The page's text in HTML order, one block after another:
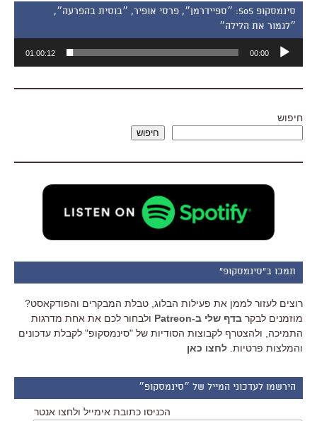
סינמסקופ 505: ״ספיידרמן״, פרסי אופיר, ״בוסית בהפרעה״,
״לגמור את הלילה״
אודיו
00:00
01:00:12
חיפוש
חיפוש
תמכו ב"סינמסקופ"
רוצים לעזור לממן את פעילות הבלוג, טבלת המבקרים והפודקאסט?
מוזמנים לבקר בדף שלי ב-Patreon
ולבחור לכם את אחת מדרגות
התמיכה, ולהצטרף לקבוצות הסודיות של "סינמסקופ" לקבלת עדכונים
והמלצות פרטיות. לחצו כאן
הירשמו לעדכוני המייל של ״סינמסקופ״
הכניסו כתובת אימייל ולחצו אנטר